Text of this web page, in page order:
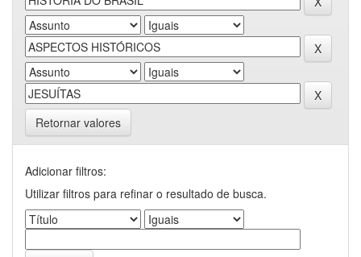
Retornar valores
Adicionar filtros:
Utilizar filtros para refinar o resultado de busca.